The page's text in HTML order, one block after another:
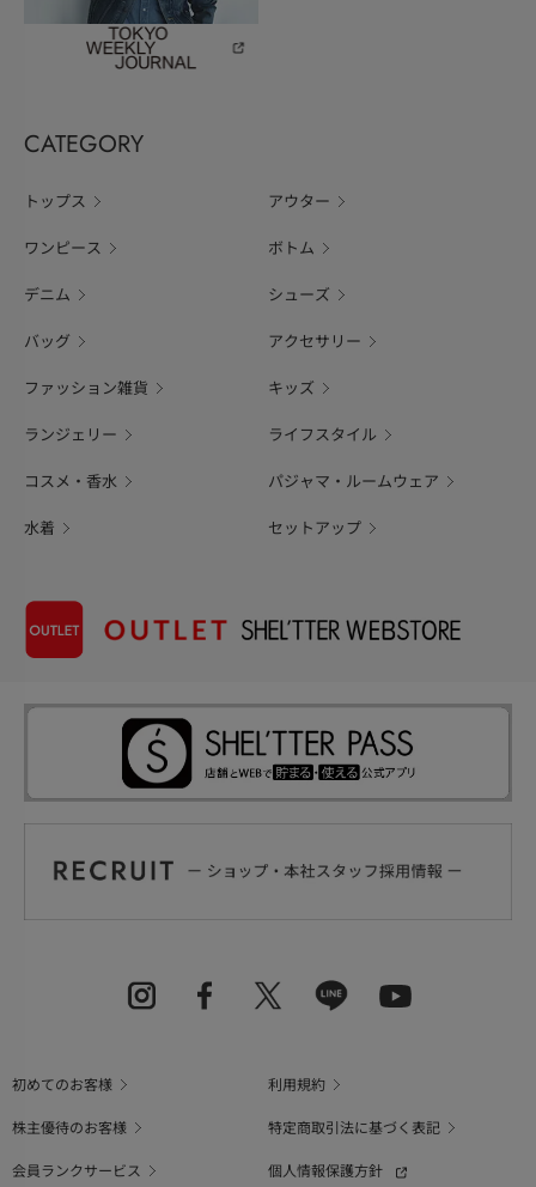
CATEGORY
トップス アウター
ワンピース ボトム
デニム シューズ
バッグ アクセサリー
ファッション雑貨 キッズ
ランジェリー ライフスタイル
コスメ・香水 パジャマ・ルームウェア
水着 セットアップ
初めてのお客様
利用規約
株主優待のお客様
特定商取引法に基づく表記
会員ランクサービス
個人情報保護方針